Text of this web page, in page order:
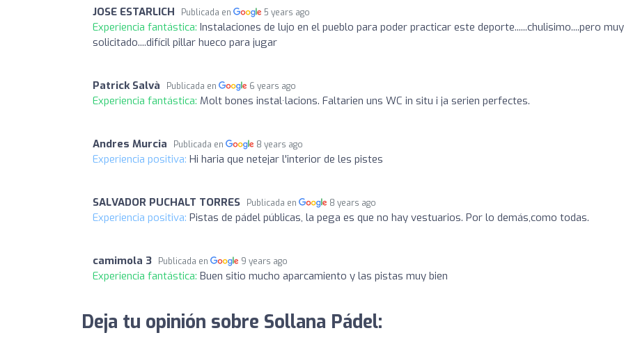
JOSE ESTARLICH Publicada en 5 years ago
Experiencia fantástica: Instalaciones de lujo en el pueblo para poder practicar este deporte......chulisimo....pero muy
solicitado....difícil pillar hueco para jugar
Patrick Salvà Publicada en 6 years ago
Experiencia fantástica: Molt bones instal·lacions. Faltarien uns WC in situ i ja serien perfectes.
Andres Murcia Publicada en 8 years ago
Experiencia positiva: Hi haria que netejar l'interior de les pistes
SALVADOR PUCHALT TORRES Publicada en 8 years ago
Experiencia positiva: Pistas de pádel públicas, la pega es que no hay vestuarios. Por lo demás,como todas.
camimola 3 Publicada en 9 years ago
Experiencia fantástica: Buen sitio mucho aparcamiento y las pistas muy bien
Deja tu opinión sobre Sollana Pádel: